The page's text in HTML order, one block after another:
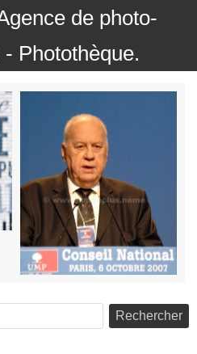
de photo-
Photothèque.
Rechercher